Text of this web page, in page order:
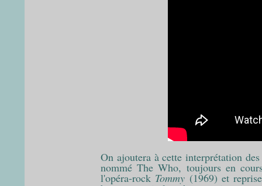
On ajoutera à cette interprétation
nommé The Who, toujours en
l'opéra-rock Tommy (1969) et